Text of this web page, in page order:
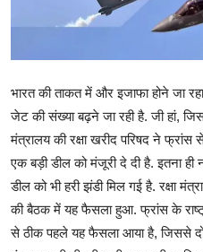
सेहत
Gallery
भारत की ताकत में और इजाफा होने जा
जेट की संख्या बढ़ने जा रही है. जी हां,
मंत्रालय की रक्षा खरीद परिषद ने
एक बड़ी डील को मंजूरी दे दी है. इतना ही
डील को भी हरी झंडी मिल गई है. रक्षा
की बैठक में यह फैसला हुआ. फ्रांस के
से ठीक पहले यह फैसला आया है, जिससे